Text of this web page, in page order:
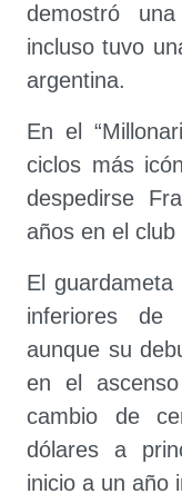
demostró
incluso tuvo
argentina.
En el
ciclos más
despedirse
años en el
El
inferiores de
aunque su
en el
cambio de
dólares a
inicio a un año